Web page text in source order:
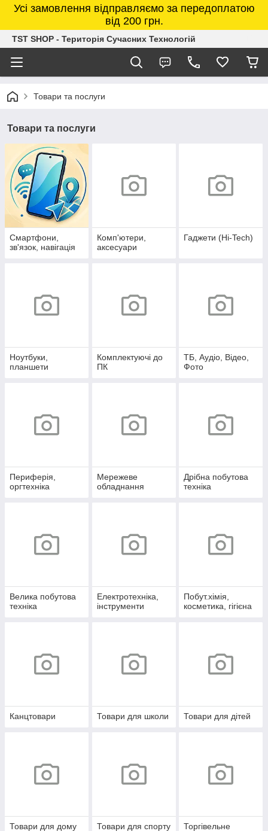
Усі замовлення відправляємо за передоплатою
від 200 грн.
TST SHOP - Територія Сучасних Технологій
Товари та послуги
Товари та послуги
Смартфони,
зв'язок, навігація
Комп'ютери,
аксесуари
Гаджети (Hi-Tech)
Ноутбуки,
планшети
Комплектуючі до
ПК
ТБ, Аудіо, Відео,
Фото
Периферія,
оргтехніка
Мережеве
обладнання
Дрібна побутова
техніка
Велика побутова
техніка
Електротехніка,
інструменти
Побут.хімія,
косметика, гігієна
Канцтовари Товари для школи Товари для дітей
Товари для дому
Товари для спорту
Торгівельне